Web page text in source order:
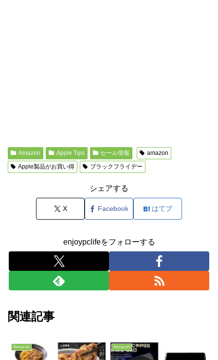
Amazon Apple Tips セール情報
amazon
Apple製品がお買い得
ブラックフライデー
シェアする
X Facebook はてブ
enjoypclifeをフォローする
関連記事
Amazon Amazon